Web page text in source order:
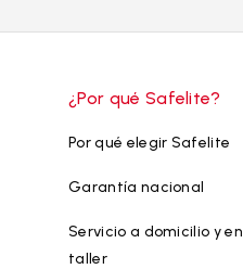
¿Por qué Safelite?
Por qué elegir Safelite
Garantía nacional
Servicio a domicilio y en
taller